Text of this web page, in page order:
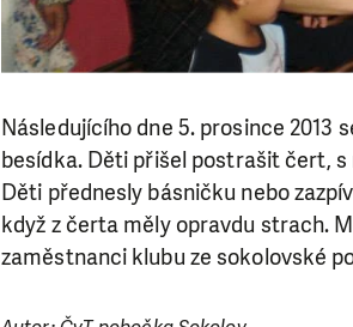
Následujícího dne 5. prosince 2013
besídka. Děti přišel postrašit čert,
Děti přednesly básničku nebo
když z čerta měly opravdu strach.
zaměstnanci klubu ze sokolovské
LÍBÍ SE VÁM,
Abychom mohli pomáhat